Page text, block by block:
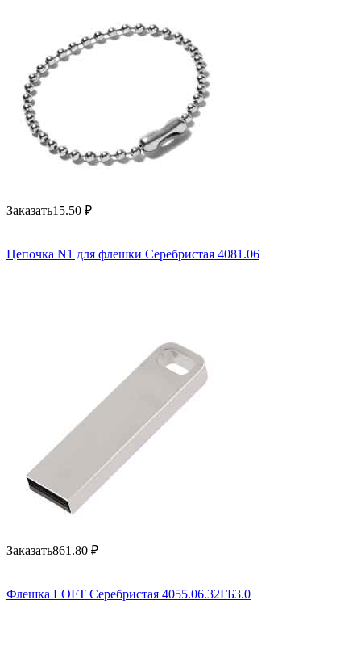
Заказать15.50 ₽
Цепочка N1 для флешки Серебристая 4081.06
Заказать861.80 ₽
Флешка LOFT Серебристая 4055.06.32ГБ3.0